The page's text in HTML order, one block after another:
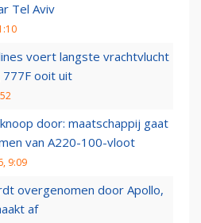
Tel Aviv
voert langste vrachtvlucht
ooit uit
knoop door: maatschappij gaat
van A220-100-vloot
9:09
overgenomen door Apollo,
af